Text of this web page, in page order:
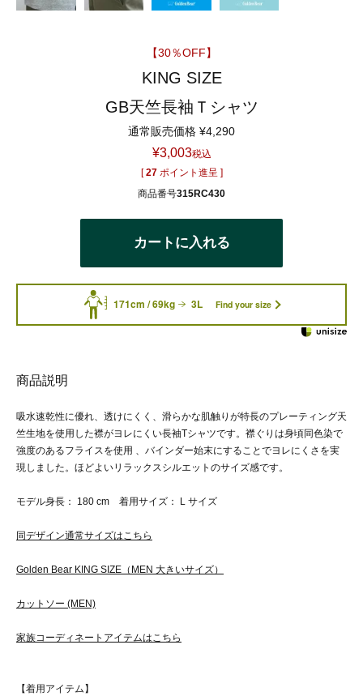
【30％OFF】
KING SIZE
GB天竺長袖Ｔシャツ
通常販売価格 ¥4,290
¥3,003税込
[ 27 ポイント進呈 ]
商品番号315RC430
カートに入れる
171cm / 69kg 3L Find your size
商品説明
吸水速乾性に優れ、透けにくく、滑らかな肌触りが特長のプレーティング天
竺生地を使用した襟がヨレにくい長袖Tシャツです。襟ぐりは身頃同色染で
強度のあるフライスを使用 、バインダー始末にすることでヨレにくさを実
現しました。ほどよいリラックスシルエットのサイズ感です。
モデル身長： 180 cm 着用サイズ： L サイズ
同デザイン通常サイズはこちら
Golden Bear KING SIZE（MEN 大きいサイズ）
カットソー (MEN)
家族コーディネートアイテムはこちら
【着用アイテム】